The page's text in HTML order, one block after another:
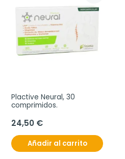
Plactive Neural, 30
comprimidos.
24,50 €
Añadir al carrito